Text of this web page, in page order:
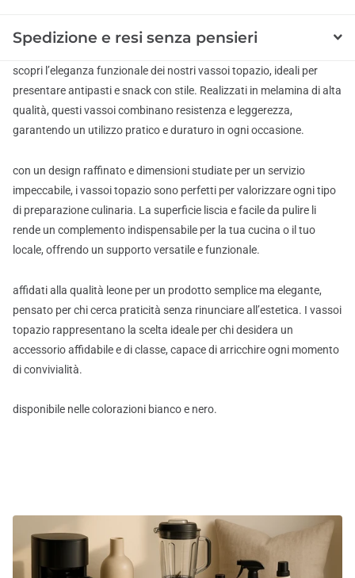
Spedizione e resi senza pensieri
scopri l’eleganza funzionale dei nostri vassoi topazio, ideali per
presentare antipasti e snack con stile. Realizzati in melamina di alta
qualità, questi vassoi combinano resistenza e leggerezza,
garantendo un utilizzo pratico e duraturo in ogni occasione.
con un design raffinato e dimensioni studiate per un servizio
impeccabile, i vassoi topazio sono perfetti per valorizzare ogni tipo
di preparazione culinaria. La superficie liscia e facile da pulire li
rende un complemento indispensabile per la tua cucina o il tuo
locale, offrendo un supporto versatile e funzionale.
affidati alla qualità leone per un prodotto semplice ma elegante,
pensato per chi cerca praticità senza rinunciare all’estetica. I vassoi
topazio rappresentano la scelta ideale per chi desidera un
accessorio affidabile e di classe, capace di arricchire ogni momento
di convivialità.
disponibile nelle colorazioni bianco e nero.